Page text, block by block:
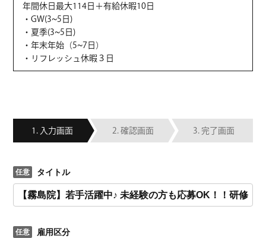
年間休日最大114日＋有給休暇10日
・GW(3~5日)
・夏季(3~5日)
・年末年始（5~7日）
・リフレッシュ休暇３日
入力画面 確認画面 完了画面
タイトル
雇用区分